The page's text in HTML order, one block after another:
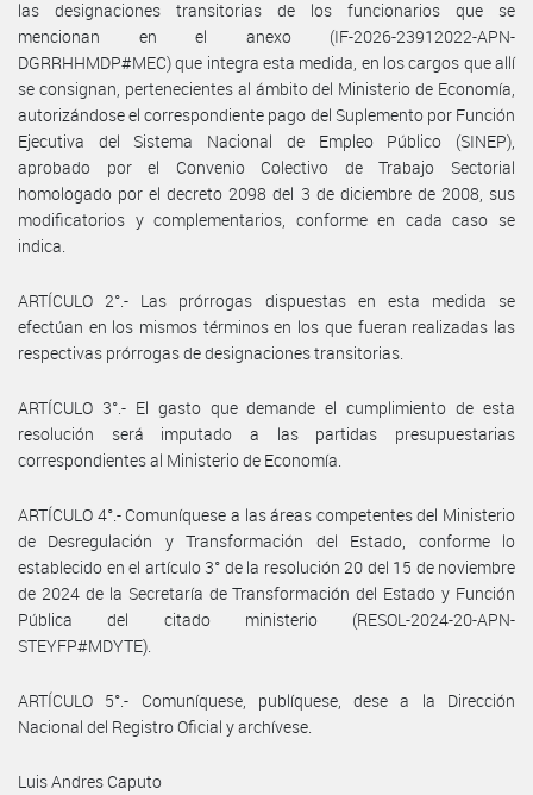
las designaciones transitorias de los funcionarios que se
mencionan en el anexo (IF-2026-23912022-APN-
DGRRHHMDP#MEC) que integra esta medida, en los cargos que allí
se consignan, pertenecientes al ámbito del Ministerio de Economía,
autorizándose el correspondiente pago del Suplemento por Función
Ejecutiva del Sistema Nacional de Empleo Público (SINEP),
aprobado por el Convenio Colectivo de Trabajo Sectorial
homologado por el decreto 2098 del 3 de diciembre de 2008, sus
modificatorios y complementarios, conforme en cada caso se
indica.
ARTÍCULO 2°.- Las prórrogas dispuestas en esta medida se
efectúan en los mismos términos en los que fueran realizadas las
respectivas prórrogas de designaciones transitorias.
ARTÍCULO 3°.- El gasto que demande el cumplimiento de esta
resolución será imputado a las partidas presupuestarias
correspondientes al Ministerio de Economía.
ARTÍCULO 4°.- Comuníquese a las áreas competentes del Ministerio
de Desregulación y Transformación del Estado, conforme lo
establecido en el artículo 3° de la resolución 20 del 15 de noviembre
de 2024 de la Secretaría de Transformación del Estado y Función
Pública del citado ministerio (RESOL-2024-20-APN-
STEYFP#MDYTE).
ARTÍCULO 5°.- Comuníquese, publíquese, dese a la Dirección
Nacional del Registro Oficial y archívese.
Luis Andres Caputo